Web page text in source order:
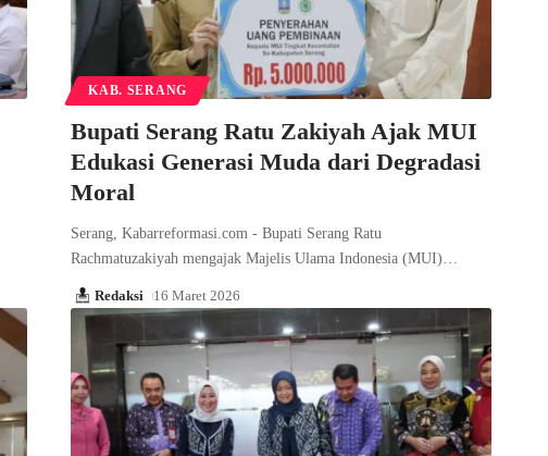
KAB. SERANG
Bupati Serang Ratu Zakiyah Ajak MUI
Edukasi Generasi Muda dari Degradasi
Moral
Serang, Kabarreformasi.com - Bupati Serang Ratu
Rachmatuzakiyah mengajak Majelis Ulama Indonesia (MUI)…
Redaksi 16 Maret 2026